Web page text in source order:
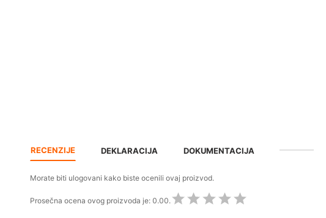
RECENZIJE DEKLARACIJA DOKUMENTACIJA
Morate biti ulogovani kako biste ocenili ovaj proizvod.
Prosečna ocena ovog proizvoda je: 0.00.